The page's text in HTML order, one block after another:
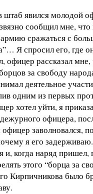
явился молодой
сообщил мне, что
сражаться с
Я спросил его, где
офицер рассказал
за свободу
деятельное
одним из первых
хотел уйти, я
офицера,
заволновался,
я его
и, когда наряд пришел,
этого “борца за
Кирпичникова было